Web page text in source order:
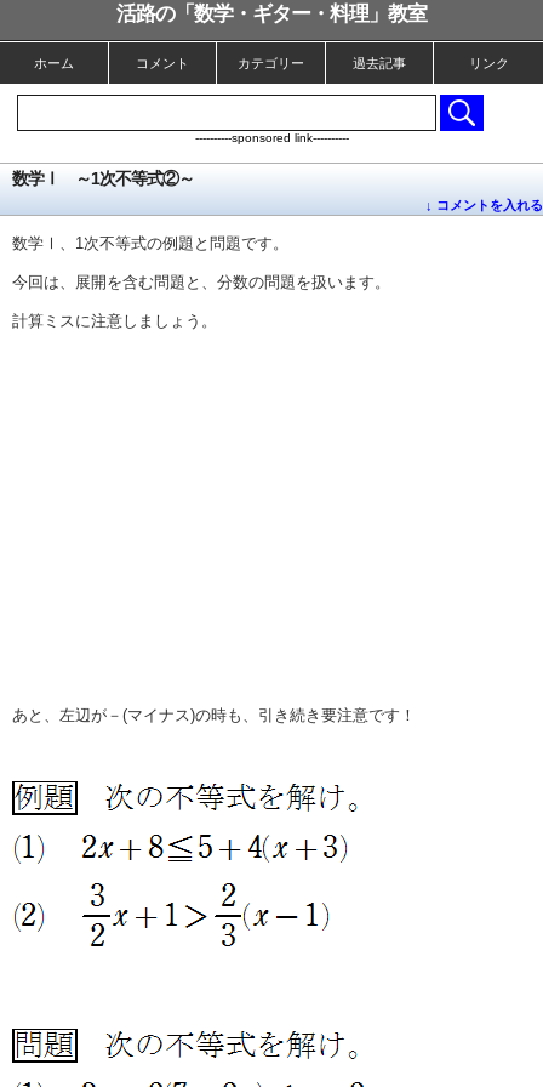
活路の「数学・ギター・料理」教室
ホーム コメント カテゴリー 過去記事 リンク
----------sponsored link----------
数学Ⅰ ～1次不等式②～
↓ コメントを入れる
数学Ⅰ、1次不等式の例題と問題です。
今回は、展開を含む問題と、分数の問題を扱います。
計算ミスに注意しましょう。
あと、左辺が－(マイナス)の時も、引き続き要注意です！